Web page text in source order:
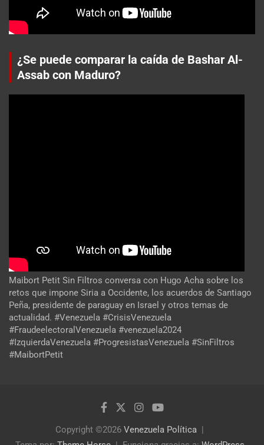
¿Se puede comparar la caída de Bashar Al-
Assab con Maduro?
Maibort Petit Sin Filtros conversa con Hugo Acha sobre los
retos que impone Siria a Occidente, los acuerdos de Santiago
Peña, presidente de paraguay en Israel y otros temas de
actualidad. #Venezuela #CrisisVenezuela
#FraudeelectoralVenezuela #venezuela2024
#IzquierdaVenezuela #ProgresistasVenezuela #SinFiltros
#MaibortPetit
Copyright ©2026 Venezuela Política